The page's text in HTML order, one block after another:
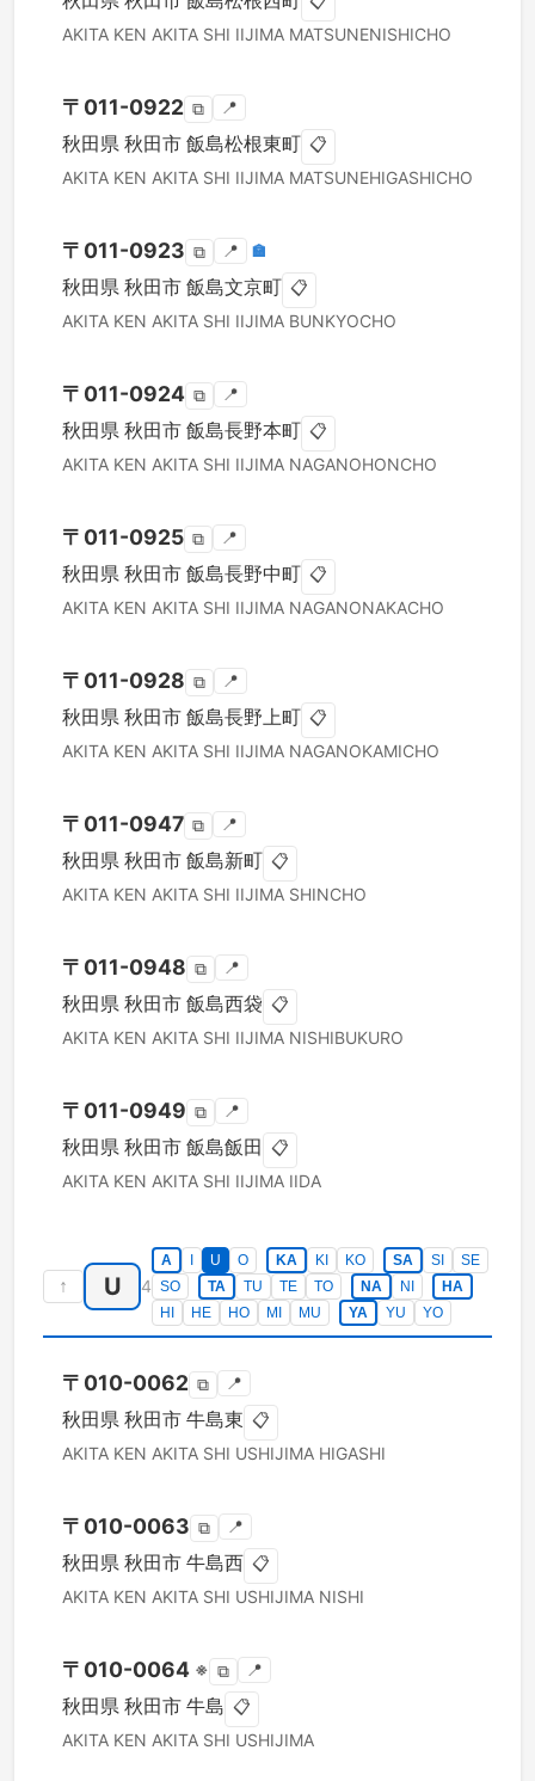
AKITA KEN AKITA SHI IIJIMA MATSUNENISHICHO
〒 011-0922 ⧉ 📍
秋田県 秋田市 飯島松根東町 📋
AKITA KEN AKITA SHI IIJIMA MATSUNEHIGASHICHO
〒 011-0923 ⧉ 📍 🏣
秋田県 秋田市 飯島文京町 📋
AKITA KEN AKITA SHI IIJIMA BUNKYOCHO
〒 011-0924 ⧉ 📍
秋田県 秋田市 飯島長野本町 📋
AKITA KEN AKITA SHI IIJIMA NAGANOHONCHO
〒 011-0925 ⧉ 📍
秋田県 秋田市 飯島長野中町 📋
AKITA KEN AKITA SHI IIJIMA NAGANONAKACHO
〒 011-0928 ⧉ 📍
秋田県 秋田市 飯島長野上町 📋
AKITA KEN AKITA SHI IIJIMA NAGANOKAMICHO
〒 011-0947 ⧉ 📍
秋田県 秋田市 飯島新町 📋
AKITA KEN AKITA SHI IIJIMA SHINCHO
〒 011-0948 ⧉ 📍
秋田県 秋田市 飯島西袋 📋
AKITA KEN AKITA SHI IIJIMA NISHIBUKURO
〒 011-0949 ⧉ 📍
秋田県 秋田市 飯島飯田 📋
AKITA KEN AKITA SHI IIJIMA IIDA
↑ U 4
A U O KA KI KO SA SI
SE
SO
TA TU TE TO NA NI
HA
HI
HE HO MI MU YA YU YO
〒 010-0062 ⧉ 📍
秋田県 秋田市 牛島東 📋
AKITA KEN AKITA SHI USHIJIMA HIGASHI
〒 010-0063 ⧉ 📍
秋田県 秋田市 牛島西 📋
AKITA KEN AKITA SHI USHIJIMA NISHI
〒 010-0064 ※ ⧉ 📍
秋田県 秋田市 牛島 📋
AKITA KEN AKITA SHI USHIJIMA